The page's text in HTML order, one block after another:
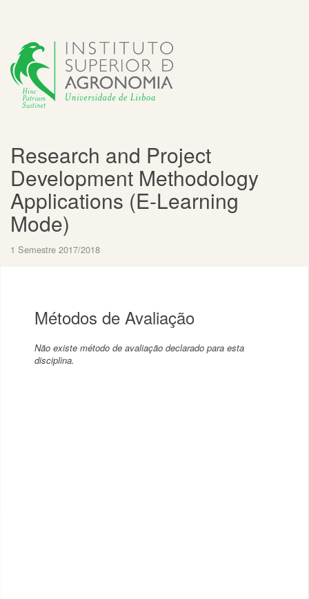
Research and Project
Development Methodology
Applications (E-Learning
Mode)
1 Semestre 2017/2018
Métodos de Avaliação
Não existe método de avaliação declarado para esta
disciplina.